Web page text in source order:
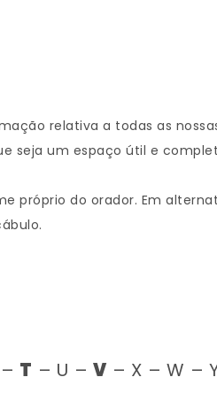
relativa a todas as
seja um espaço útil e
próprio do orador. Em
– T – U –V – X – W –